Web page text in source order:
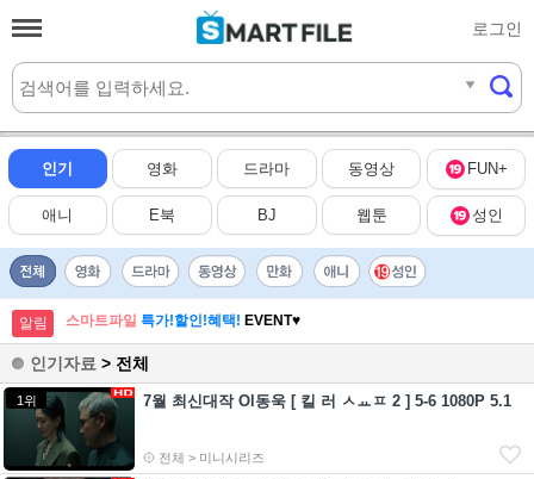
로그인
실시간HOT
인기 영화 드라마 동영상 FUN+
애니 E북 BJ 웹툰 성인
알림 스마트파일 특가!할인!혜택! EVENT♥
인기자료 > 전체
1위 7월 최신대작 Ol동욱 [ 킬 러 ㅅㅛㅍ 2 ] 5-6 1080P 5.1
전체 > 미니시리즈